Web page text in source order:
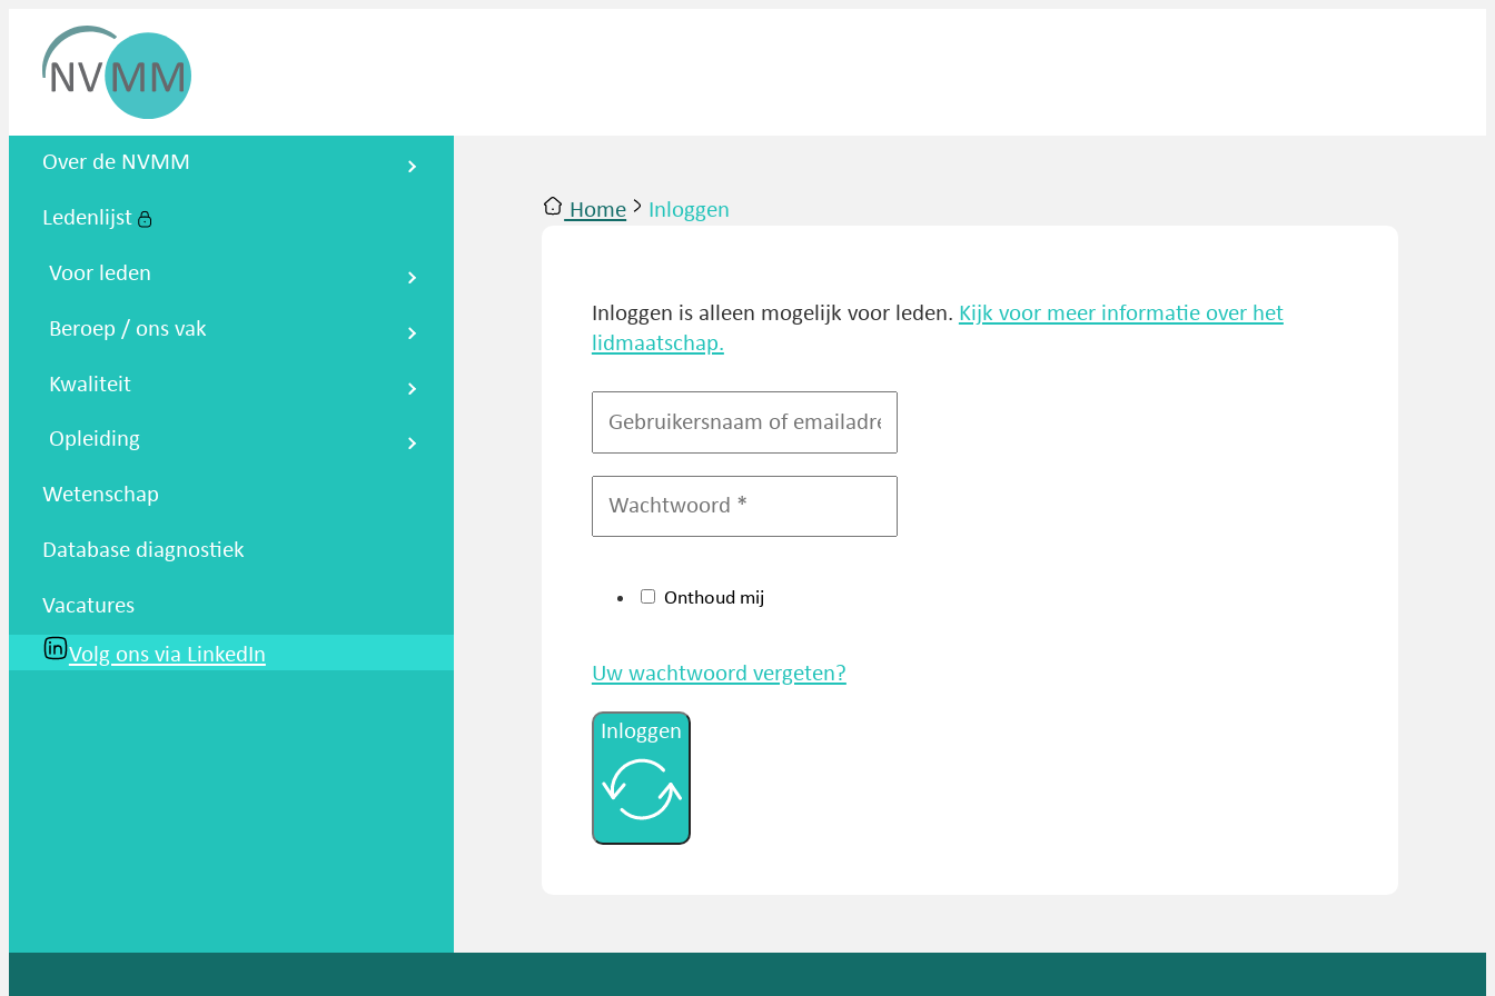
Nederlandse Vereniging voor
Over de NVMM
Ledenlijst
Voor leden
Beroep / ons vak
Kwaliteit
Opleiding
Wetenschap
Database diagnostiek
Vacatures
Volg ons via LinkedIn
Home Inloggen
Inloggen is alleen mogelijk voor leden. Kijk voor meer informatie over het
lidmaatschap.
Onthoud mij
Uw wachtwoord vergeten?
Inloggen